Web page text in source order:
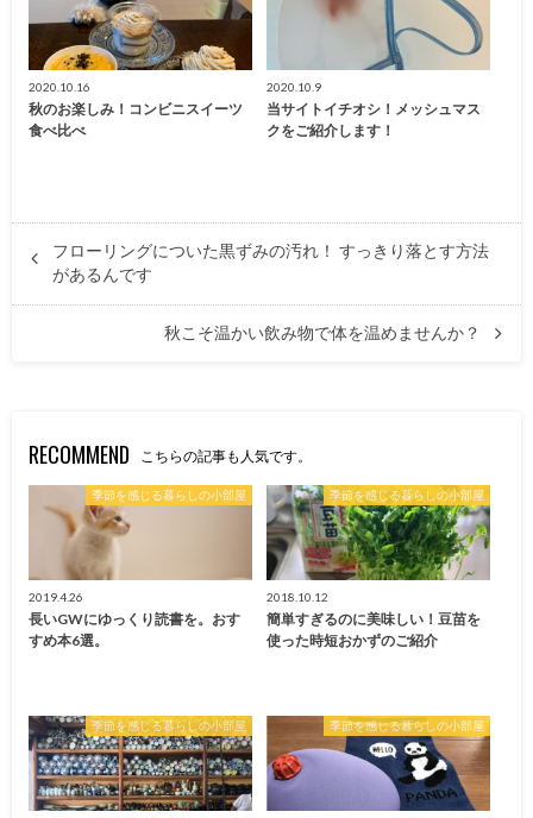
2020.10.16
秋のお楽しみ！コンビニスイーツ
食べ比べ
2020.10.9
当サイトイチオシ！メッシュマス
クをご紹介します！
フローリングについた黒ずみの汚れ！ すっきり落とす方法
があるんです
秋こそ温かい飲み物で体を温めませんか？
RECOMMEND こちらの記事も人気です。
季節を感じる暮らしの小部屋
2019.4.26
長いGWにゆっくり読書を。おす
すめ本6選。
季節を感じる暮らしの小部屋
2018.10.12
簡単すぎるのに美味しい！豆苗を
使った時短おかずのご紹介
季節を感じる暮らしの小部屋 季節を感じる暮らしの小部屋